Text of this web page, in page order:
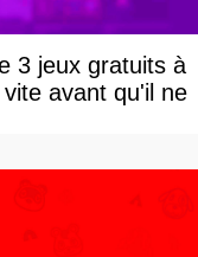
3 jeux gratuits à
avant qu'il ne